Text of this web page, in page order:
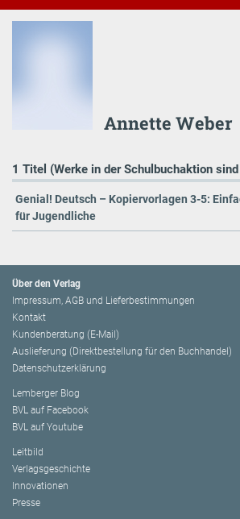
Annette Weber
1 Titel (Werke in der Schulbuchaktion
Genial! Deutsch – Kopiervorlagen 3-5:
für Jugendliche
Über den Verlag
Impressum, AGB und Lieferbestimmungen
Kontakt
Kundenberatung (E-Mail)
Auslieferung (Direktbestellung für den Buchhandel)
Datenschutzerklärung
Lemberger Blog
BVL auf Facebook
BVL auf Youtube
Leitbild
Verlagsgeschichte
Innovationen
Presse